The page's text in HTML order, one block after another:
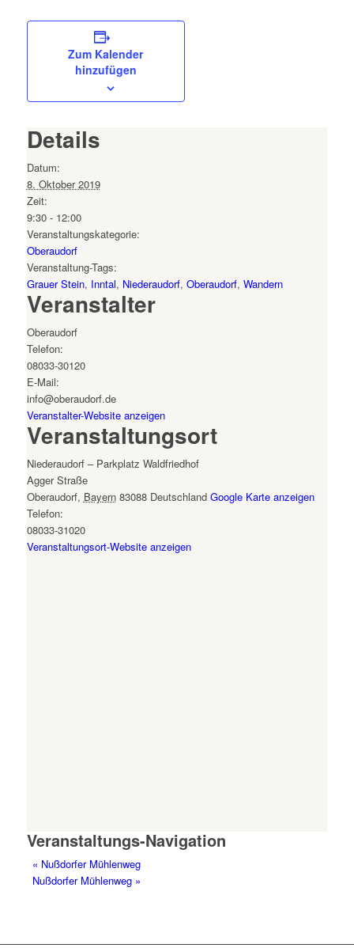
Zum Kalender
hinzufügen
Details
Datum:
8. Oktober 2019
Zeit:
9:30 - 12:00
Veranstaltungskategorie:
Oberaudorf
Veranstaltung-Tags:
Grauer Stein, Inntal, Niederaudorf, Oberaudorf, Wandern
Veranstalter
Oberaudorf
Telefon:
08033-30120
E-Mail:
info@oberaudorf.de
Veranstalter-Website anzeigen
Veranstaltungsort
Niederaudorf – Parkplatz Waldfriedhof
Agger Straße
Oberaudorf, Bayern 83088 Deutschland Google Karte anzeigen
Telefon:
08033-31020
Veranstaltungsort-Website anzeigen
Veranstaltungs-Navigation
« Nußdorfer Mühlenweg
Nußdorfer Mühlenweg »